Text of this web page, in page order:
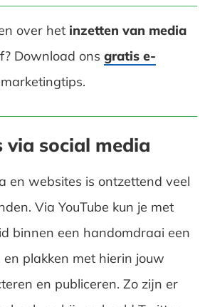
over het inzetten van media
Download ons gratis e-
via social media
en websites is ontzettend veel
Via YouTube kun je met
binnen een handomdraai een
plakken met hierin jouw
en publiceren. Zo zijn er